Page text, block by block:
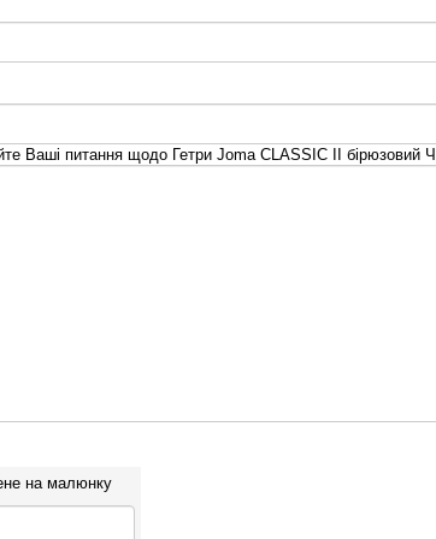
Ваші питання щодо Гетри Joma CLASSIC II бірюзовий
на малюнку